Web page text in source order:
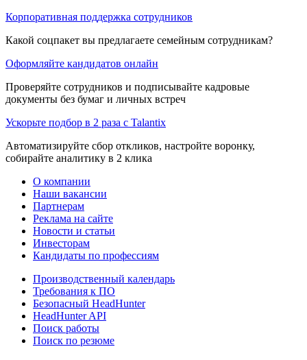
Корпоративная поддержка сотрудников
Какой соцпакет вы предлагаете семейным сотрудникам?
Оформляйте кандидатов онлайн
Проверяйте сотрудников и подписывайте кадровые
документы без бумаг и личных встреч
Ускорьте подбор в 2 раза с Talantix
Автоматизируйте сбор откликов, настройте воронку,
собирайте аналитику в 2 клика
О компании
Наши вакансии
Партнерам
Реклама на сайте
Новости и статьи
Инвесторам
Кандидаты по профессиям
Производственный календарь
Требования к ПО
Безопасный HeadHunter
HeadHunter API
Поиск работы
Поиск по резюме